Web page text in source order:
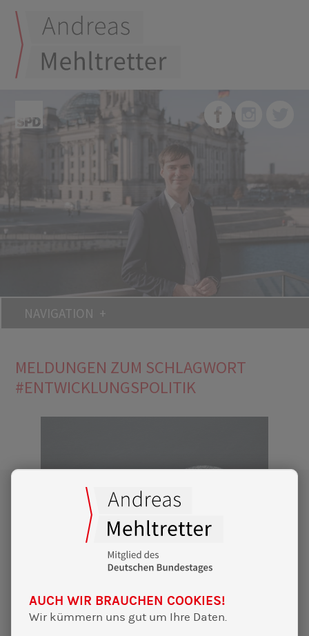
NAVIGATION
MELDUNGEN ZUM SCHLAGWORT
#ENTWICKLUNGSPOLITIK
AUCH WIR BRAUCHEN COOKIES!
Wir kümmern uns gut um Ihre Daten.